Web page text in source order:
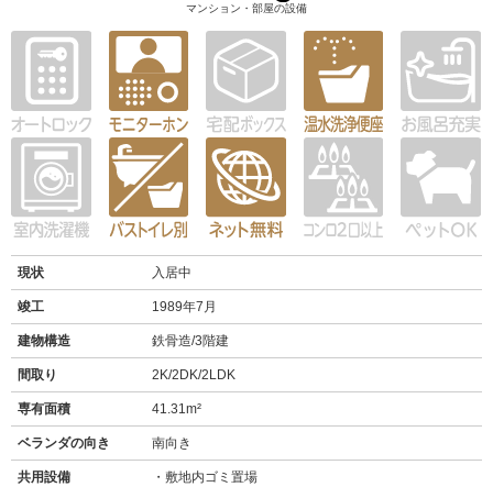
マンション・部屋の設備
現状 入居中
竣工 1989年7月
建物構造 鉄骨造/3階建
間取り 2K/2DK/2LDK
専有面積 41.31m²
ベランダの向き 南向き
共用設備
敷地内ゴミ置場